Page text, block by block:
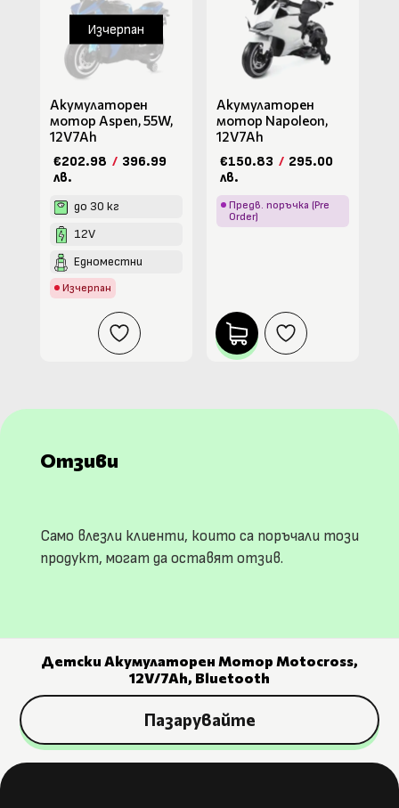
Изчерпан
Акумулаторен
мотор Aspen, 55W,
12V7Ah
€202.98 / 396.99
лв.
до 30 кг
12V
Едноместни
Изчерпан
Акумулаторен
мотор Napoleon,
12V7Ah
€150.83 / 295.00
лв.
Предв. поръчка (Pre
Order)
Отзиви
Само влезли клиенти, които са поръчали този
продукт, могат да оставят отзив.
Детски Акумулаторен Мотор Motocross,
12V/7Ah, Bluetooth
Пазарувайте